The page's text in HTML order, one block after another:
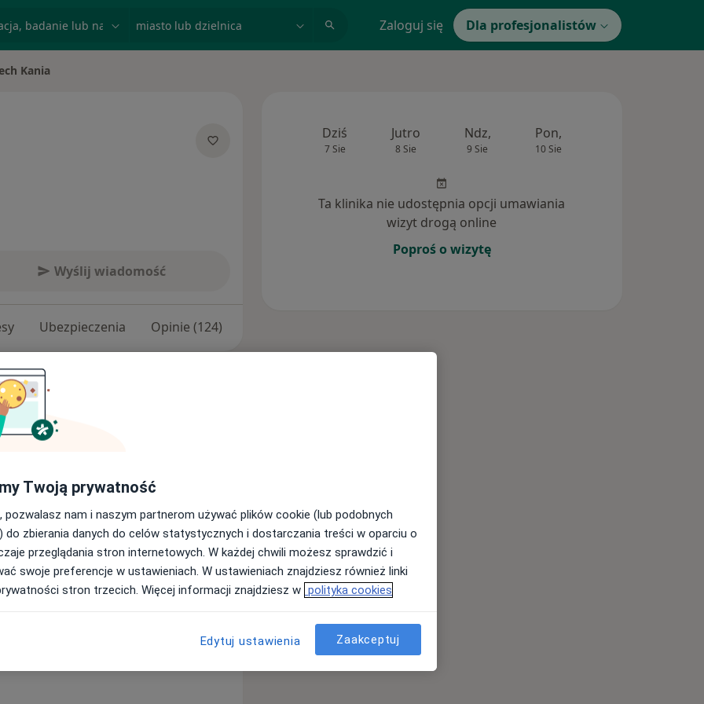
Zaloguj się Dla profesjonalistów
Kania
Wyślij wiadomość
Ubezpieczenia Opinie (124)
z dziedziny ortopedii i
Chirurgii Urazowo-
w Jaworznie. Lekarz klubowy
koordynator programu FLS
Fundacji Osteoporozy i Chorób
Polski w hokeju na lodzie, liczne
Dziś
7 Sie
Jutro
8 Sie
Ndz,
9 Sie
Pon,
10 Sie
Ta klinika nie udostępnia opcji umawiania
wizyt drogą online
Poproś o wizytę
Twoją prywatność
pozwalasz nam i naszym partnerom używać plików cookie (lub podobnych
do zbierania danych do celów statystycznych i dostarczania treści w oparciu o
przeglądania stron internetowych. W każdej chwili możesz sprawdzić i
swoje preferencje w ustawieniach. W ustawieniach znajdziesz również linki
stron trzecich. Więcej informacji znajdziesz w polityka cookies
Edytuj ustawienia Zaakceptuj